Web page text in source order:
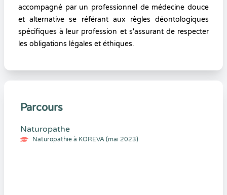
accompagné par un professionnel de médecine douce
et alternative se référant aux règles déontologiques
spécifiques à leur profession et s'assurant de respecter
les obligations légales et éthiques.
Parcours
Naturopathe
Naturopathie à KOREVA (mai 2023)